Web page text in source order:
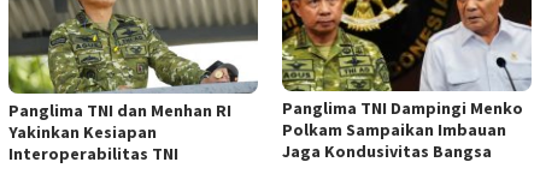
Panglima TNI dan Menhan RI
Yakinkan Kesiapan
Interoperabilitas TNI
Panglima TNI Dampingi Menko
Polkam Sampaikan Imbauan
Jaga Kondusivitas Bangsa